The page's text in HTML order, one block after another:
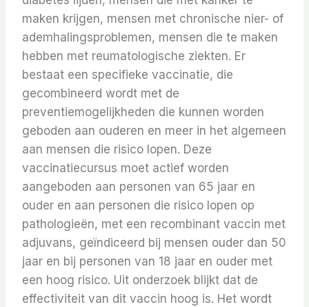
maken krijgen, mensen met chronische nier- of
ademhalingsproblemen, mensen die te maken
hebben met reumatologische ziekten. Er
bestaat een specifieke vaccinatie, die
gecombineerd wordt met de
preventiemogelijkheden die kunnen worden
geboden aan ouderen en meer in het algemeen
aan mensen die risico lopen. Deze
vaccinatiecursus moet actief worden
aangeboden aan personen van 65 jaar en
ouder en aan personen die risico lopen op
pathologieën, met een recombinant vaccin met
adjuvans, geïndiceerd bij mensen ouder dan 50
jaar en bij personen van 18 jaar en ouder met
een hoog risico. Uit onderzoek blijkt dat de
effectiviteit van dit vaccin hoog is. Het wordt